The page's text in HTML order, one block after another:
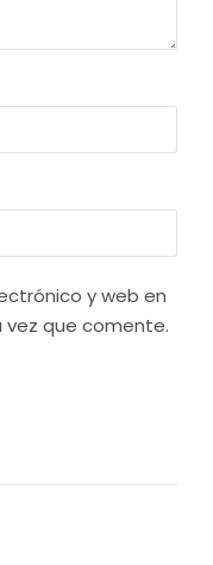
y web en
que comente.